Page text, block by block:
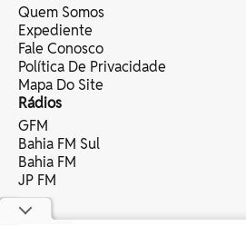
Quem Somos
Expediente
Fale Conosco
Política De Privacidade
Mapa Do Site
Rádios
GFM
Bahia FM Sul
Bahia FM
JP FM